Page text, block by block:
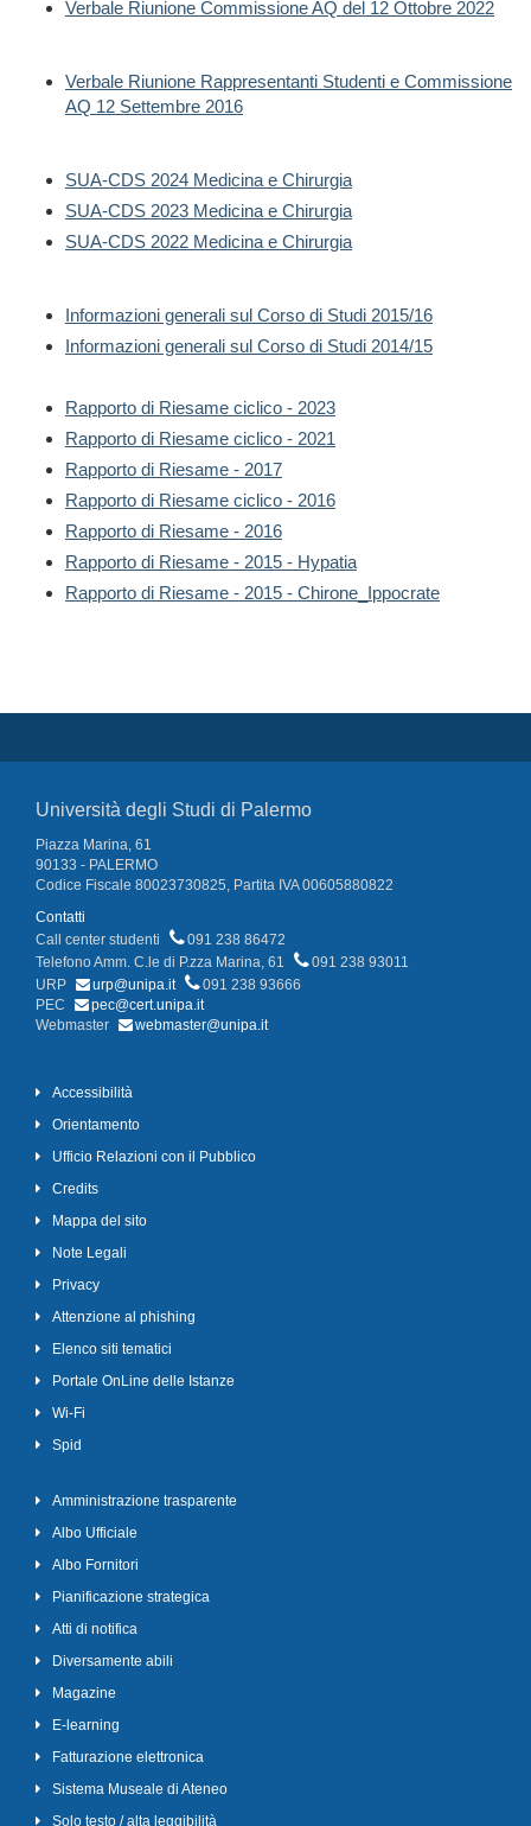
Verbale Riunione Commissione AQ del 12 Ottobre 2022
Verbale Riunione Rappresentanti Studenti e Commissione
AQ 12 Settembre 2016
SUA-CDS 2024 Medicina e Chirurgia
SUA-CDS 2023 Medicina e Chirurgia
SUA-CDS 2022 Medicina e Chirurgia
Informazioni generali sul Corso di Studi 2015/16
Informazioni generali sul Corso di Studi 2014/15
Rapporto di Riesame ciclico - 2023
Rapporto di Riesame ciclico - 2021
Rapporto di Riesame - 2017
Rapporto di Riesame ciclico - 2016
Rapporto di Riesame - 2016
Rapporto di Riesame - 2015 - Hypatia
Rapporto di Riesame - 2015 - Chirone_Ippocrate
Università degli Studi di Palermo
Piazza Marina, 61
90133 - PALERMO
Codice Fiscale 80023730825, Partita IVA 00605880822
Contatti
Call center studenti
091 238 86472
Telefono Amm. C.le di P.zza Marina, 61
091 238 93011
URP
urp@unipa.it
091 238 93666
PEC
pec@cert.unipa.it
Webmaster
webmaster@unipa.it
Accessibilità
Orientamento
Ufficio Relazioni con il Pubblico
Credits
Mappa del sito
Note Legali
Privacy
Attenzione al phishing
Elenco siti tematici
Portale OnLine delle Istanze
Wi-Fi
Spid
Amministrazione trasparente
Albo Ufficiale
Albo Fornitori
Pianificazione strategica
Atti di notifica
Diversamente abili
Magazine
E-learning
Fatturazione elettronica
Sistema Museale di Ateneo
Solo testo / alta leggibilità